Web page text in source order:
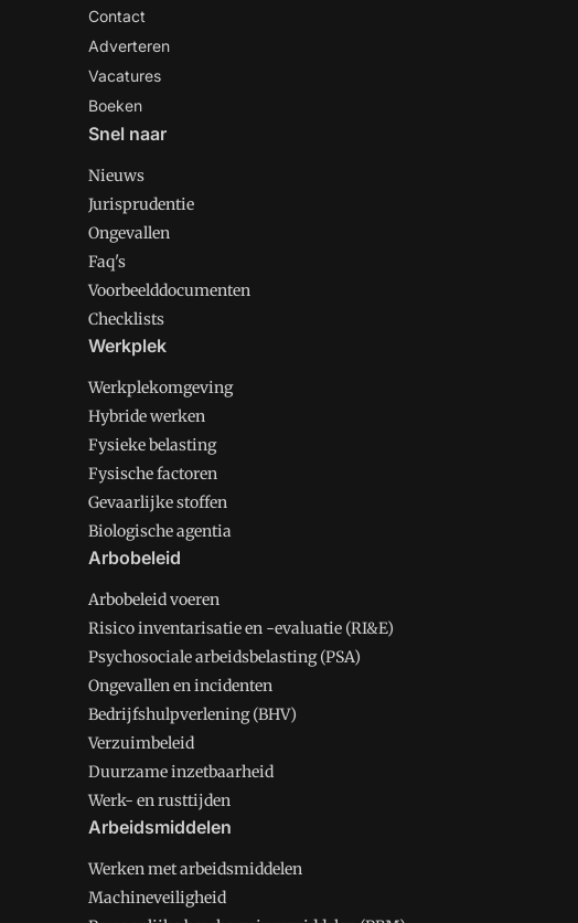
Contact
Adverteren
Vacatures
Boeken
Snel naar
Nieuws
Jurisprudentie
Ongevallen
Faq's
Voorbeelddocumenten
Checklists
Werkplek
Werkplekomgeving
Hybride werken
Fysieke belasting
Fysische factoren
Gevaarlijke stoffen
Biologische agentia
Arbobeleid
Arbobeleid voeren
Risico inventarisatie en -evaluatie (RI&E)
Psychosociale arbeidsbelasting (PSA)
Ongevallen en incidenten
Bedrijfshulpverlening (BHV)
Verzuimbeleid
Duurzame inzetbaarheid
Werk- en rusttijden
Arbeidsmiddelen
Werken met arbeidsmiddelen
Machineveiligheid